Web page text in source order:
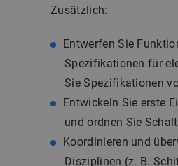
Zusätzlich:
Entwerfen Sie
Spezifikationen für
Sie Spezifikationen
Entwickeln Sie erste
und ordnen Sie
Koordinieren und
Disziplinen (z. B.